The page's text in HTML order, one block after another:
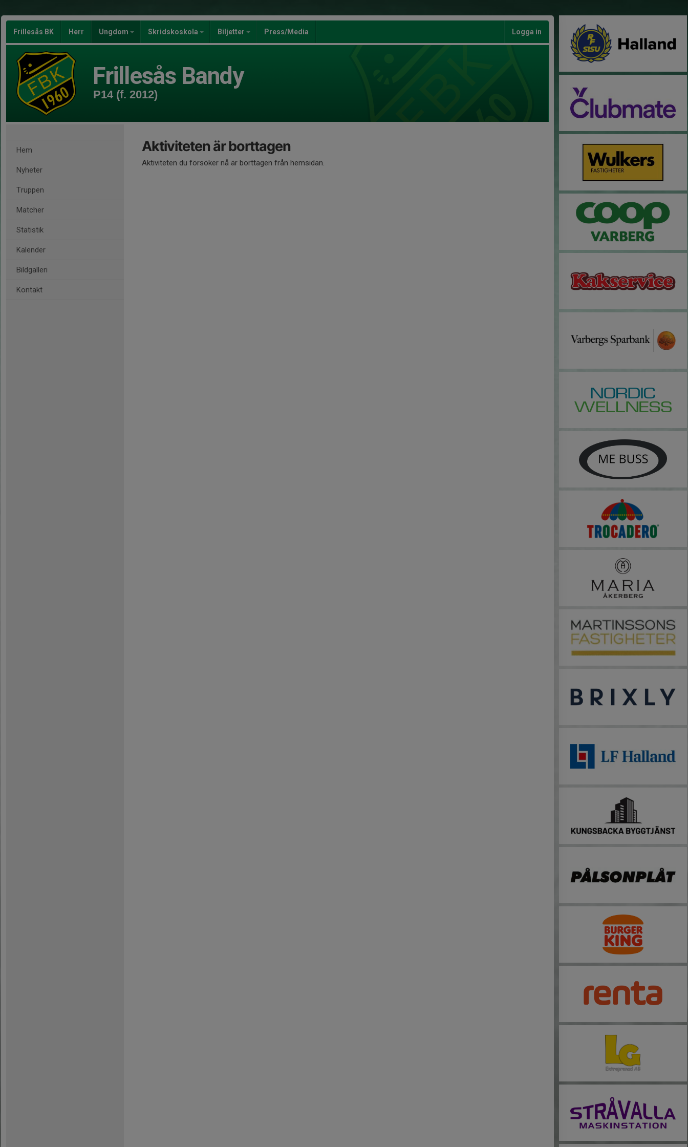
Frillesås BK Herr Ungdom Skridskoskola Biljetter Press/Media Logga in
Frillesås Bandy
P14 (f. 2012)
Hem
Nyheter
Truppen
Matcher
Statistik
Kalender
Bildgalleri
Kontakt
Aktiviteten är borttagen
Aktiviteten du försöker nå är borttagen från hemsidan.